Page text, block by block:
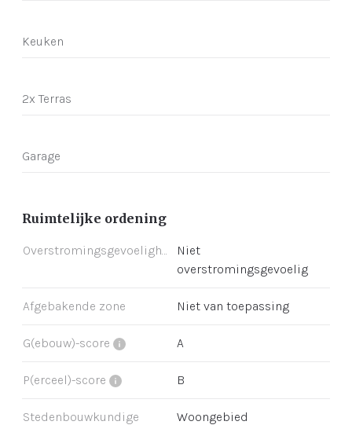
Keuken
2x Terras
Garage
Ruimtelijke ordening
Niet
overstromingsgevoelig
Afgebakende zone Niet van toepassing
G(ebouw)-score A
P(erceel)-score B
Stedenbouwkundige
Woongebied